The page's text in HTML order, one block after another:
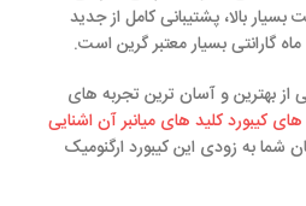
بالا، پشتیبانی کامل از جدید
از بهترین و آسان ترین تجربه های
های کیبورد کلید های میانبر آن اشنایی
شما به زودی این کیبورد ارگنومیک